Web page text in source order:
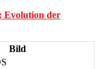
der
Bild